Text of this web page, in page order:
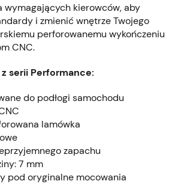
wymagających kierowców, aby
i zmienić wnętrze Twojego
perforowanemu wykończeniu
CNC.
serii Performance:
do podłogi samochodu
lamówka
zapachu
7 mm
pod oryginalne mocowania